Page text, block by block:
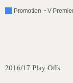
Promotion ~ V
2016/17 Play Offs